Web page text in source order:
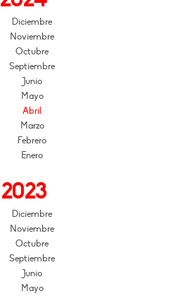
Diciembre
Noviembre
Octubre
Septiembre
Junio
Mayo
Abril
Marzo
Febrero
Enero
2023
Diciembre
Noviembre
Octubre
Septiembre
Junio
Mayo